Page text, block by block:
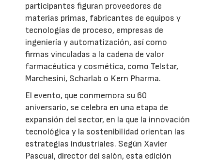
participantes figuran proveedores de
materias primas, fabricantes de equipos y
tecnologías de proceso, empresas de
ingeniería y automatización, así como
firmas vinculadas a la cadena de valor
farmacéutica y cosmética, como Telstar,
Marchesini, Scharlab o Kern Pharma.
El evento, que conmemora su 60
aniversario, se celebra en una etapa de
expansión del sector, en la que la innovación
tecnológica y la sostenibilidad orientan las
estrategias industriales. Según Xavier
Pascual, director del salón, esta edición